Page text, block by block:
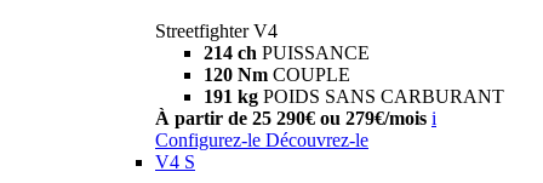
Streetfighter V4
214 ch PUISSANCE
120 Nm COUPLE
191 kg POIDS SANS CARBURANT
À partir de 25 290€ ou 279€/mois i
Configurez-le Découvrez-le
V4 S